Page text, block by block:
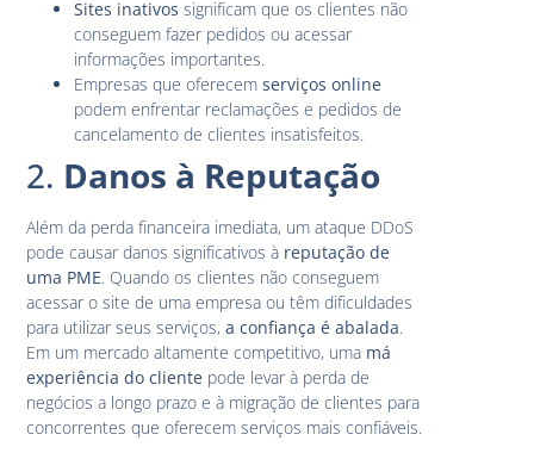
Sites inativos significam que os clientes não
conseguem fazer pedidos ou acessar
informações importantes.
Empresas que oferecemserviços online
podem enfrentar reclamações e pedidos de
cancelamento de clientes insatisfeitos.
2. Danos à Reputação
Além da perda financeira imediata, um ataque DDoS
pode causar danos significativos à reputação de
uma PME. Quando os clientes não conseguem
acessar o site de uma empresa ou têm dificuldades
para utilizar seus serviços,a confiança é abalada.
Em um mercado altamente competitivo, uma má
experiência do cliente pode levar à perda de
negócios a longo prazo e à migração de clientes para
concorrentes que oferecem serviços mais confiáveis.